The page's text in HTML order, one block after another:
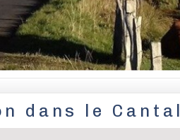
dans le Cantal